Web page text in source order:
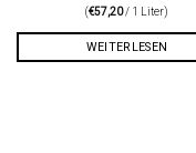
(€57,20/ 1 Liter)
WEITERLESEN